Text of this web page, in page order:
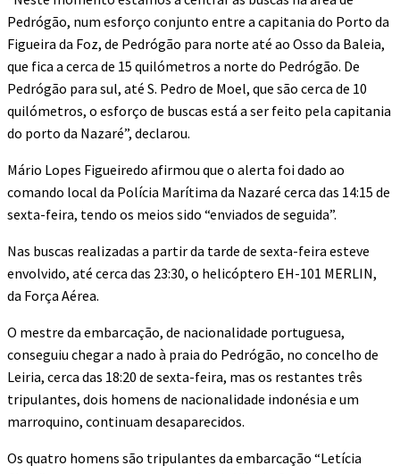
Pedrógão, num esforço conjunto entre a capitania do Porto da
Figueira da Foz, de Pedrógão para norte até ao Osso da Baleia,
que fica a cerca de 15 quilómetros a norte do Pedrógão. De
Pedrógão para sul, até S. Pedro de Moel, que são cerca de 10
quilómetros, o esforço de buscas está a ser feito pela capitania
do porto da Nazaré”, declarou.
Mário Lopes Figueiredo afirmou que o alerta foi dado ao
comando local da Polícia Marítima da Nazaré cerca das 14:15 de
sexta-feira, tendo os meios sido “enviados de seguida”.
Nas buscas realizadas a partir da tarde de sexta-feira esteve
envolvido, até cerca das 23:30, o helicóptero EH-101 MERLIN,
da Força Aérea.
O mestre da embarcação, de nacionalidade portuguesa,
conseguiu chegar a nado à praia do Pedrógão, no concelho de
Leiria, cerca das 18:20 de sexta-feira, mas os restantes três
tripulantes, dois homens de nacionalidade indonésia e um
marroquino, continuam desaparecidos.
Os quatro homens são tripulantes da embarcação “Letícia